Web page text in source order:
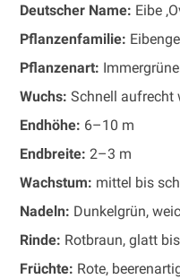
Deutscher Name: Eibe
Pflanzenfamilie:
Pflanzenart:
Wuchs: Schnell aufrecht
Endhöhe: 6–10 m
Endbreite: 2–3 m
Wachstum: mittel bis
Nadeln: Dunkelgrün,
Rinde: Rotbraun, glatt
Früchte: Rote,